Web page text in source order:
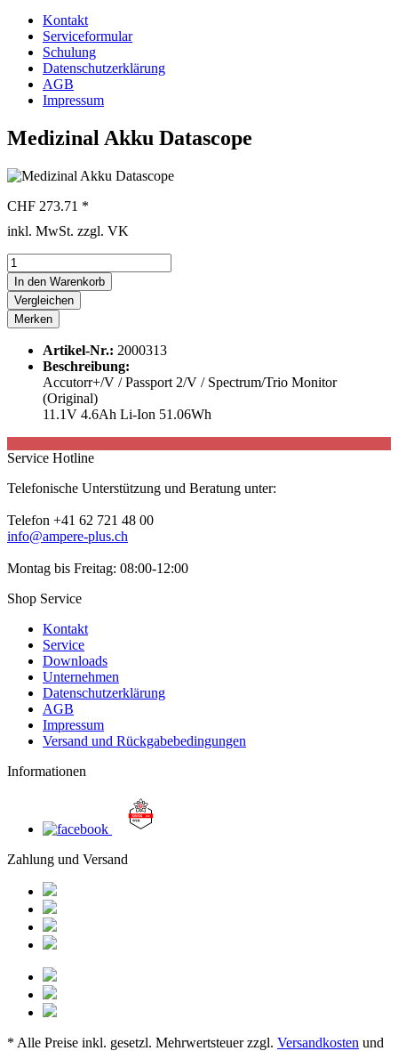
Kontakt
Serviceformular
Schulung
Datenschutzerklärung
AGB
Impressum
Medizinal Akku Datascope
CHF 273.71 *
inkl. MwSt. zzgl. VK
In den Warenkorb
Vergleichen
Merken
Artikel-Nr.: 2000313
Beschreibung:
Accutorr+/V / Passport 2/V / Spectrum/Trio Monitor
(Original)
11.1V 4.6Ah Li-Ion 51.06Wh
Service Hotline
Telefonische Unterstützung und Beratung unter:
Telefon +41 62 721 48 00
info@ampere-plus.ch
Montag bis Freitag: 08:00-12:00
Shop Service
Kontakt
Service
Downloads
Unternehmen
Datenschutzerklärung
AGB
Impressum
Versand und Rückgabebedingungen
Informationen
Zahlung und Versand
* Alle Preise inkl. gesetzl. Mehrwertsteuer zzgl. Versandkosten und